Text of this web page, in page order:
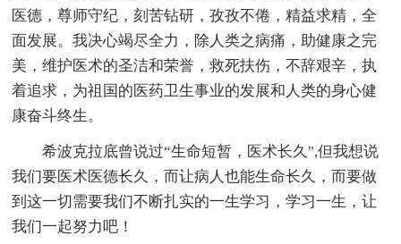
医德，尊师守纪，刻苦钻研，孜孜不倦，精益求精，全
面发展。我决心竭尽全力，除人类之病痛，助健康之完
美，维护医术的圣洁和荣誉，救死扶伤，不辞艰辛，执
着追求，为祖国的医药卫生事业的发展和人类的身心健
康奋斗终生。
希波克拉底曾说过“生命短暂，医术长久",但我想说
我们要医术医德长久，而让病人也能生命长久，而要做
到这一切需要我们不断扎实的一生学习，学习一生，让
我们一起努力吧！